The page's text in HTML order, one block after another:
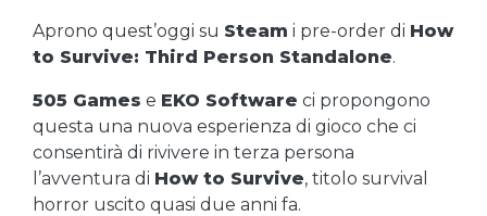
Aprono quest’oggi su Steam i pre-order di How
to Survive: Third Person Standalone.
505 Games e EKO Software ci propongono
questa una nuova esperienza di gioco che ci
consentirà di rivivere in terza persona
l’avventura di How to Survive, titolo survival
horror uscito quasi due anni fa.